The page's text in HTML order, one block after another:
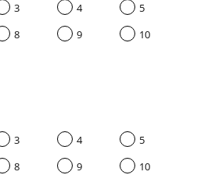
3 4
5
8 9
10
3 4
5
8 9
10